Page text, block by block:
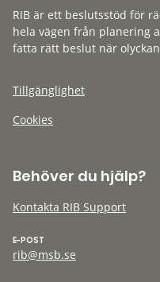
RIB är ett beslutsstöd för
hela vägen från planering
fatta rätt beslut när
Tillgänglighet
Cookies
Behöver du hjälp?
Kontakta RIB Support
E-POST
rib@msb.se